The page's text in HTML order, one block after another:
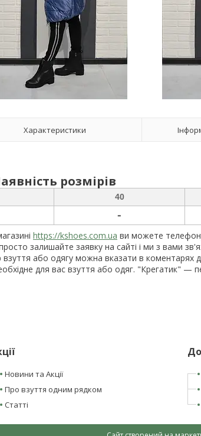
Характеристики
розмірів
40
-
https://kshoes.com.ua ви можете
залишайте заявку на сайті і ми з вами
взуття або одягу можна вказати в
для вас взуття або одяг. "Крегатик" —
Новини та Акції
Про взуття одним рядком
Статті